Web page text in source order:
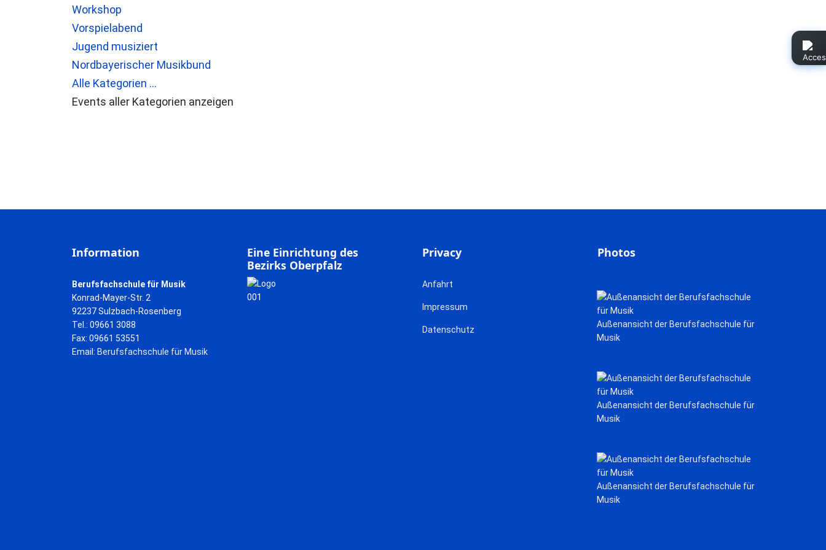
Workshop
Vorspielabend
Jugend musiziert
Nordbayerischer Musikbund
Alle Kategorien ...
Events aller Kategorien anzeigen
Information
Berufsfachschule für Musik
Konrad-Mayer-Str. 2
92237 Sulzbach-Rosenberg
Tel.: 09661 3088
Fax: 09661 53551
Email: Berufsfachschule für Musik
Eine Einrichtung des
Bezirks Oberpfalz
Privacy
Anfahrt
Impressum
Datenschutz
Photos
Außenansicht der Berufsfachschule für
Musik
Außenansicht der Berufsfachschule für
Musik
Außenansicht der Berufsfachschule für
Musik